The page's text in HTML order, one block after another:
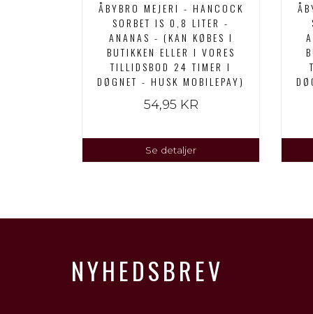
ÅBYBRO MEJERI - HANCOCK
SORBET IS 0,8 LITER -
ANANAS - (KAN KØBES I
BUTIKKEN ELLER I VORES
TILLIDSBOD 24 TIMER I
DØGNET - HUSK MOBILEPAY)
54,95 KR
Se detaljer
NYHEDSBREV